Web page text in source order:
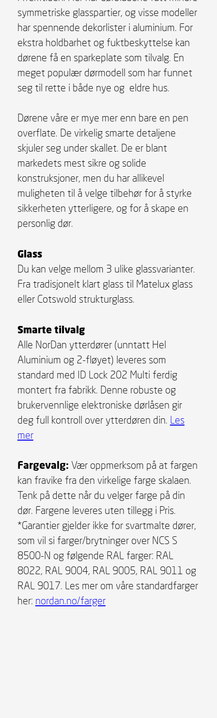
symmetriske glasspartier, og visse modeller
har spennende dekorlister i aluminium. For
ekstra holdbarhet og fuktbeskyttelse kan
dørene få en sparkeplate som tilvalg. En
meget populær dørmodell som har funnet
seg til rette i både nye og eldre hus.
Dørene våre er mye mer enn bare en pen
overflate. De virkelig smarte detaljene
skjuler seg under skallet. De er blant
markedets mest sikre og solide
konstruksjoner, men du har allikevel
muligheten til å velge tilbehør for å styrke
sikkerheten ytterligere, og for å skape en
personlig dør.
Glass
Du kan velge mellom 3 ulike glassvarianter.
Fra tradisjonelt klart glass til Matelux glass
eller Cotswold strukturglass.
Smarte tilvalg
Alle NorDan ytterdører (unntatt Hel
Aluminium og 2-fløyet) leveres som
standard med ID Lock 202 Multi ferdig
montert fra fabrikk. Denne robuste og
brukervennlige elektroniske dørlåsen gir
deg full kontroll over ytterdøren din. Les
mer
Fargevalg: Vær oppmerksom på at fargen
kan fravike fra den virkelige farge skalaen.
Tenk på dette når du velger farge på din
dør. Fargene leveres uten tillegg i Pris.
*Garantier gjelder ikke for svartmalte dører,
som vil si farger/brytninger over NCS S
8500-N og følgende RAL farger: RAL
8022, RAL 9004, RAL 9005, RAL 9011 og
RAL 9017. Les mer om våre standardfarger
her: nordan.no/farger